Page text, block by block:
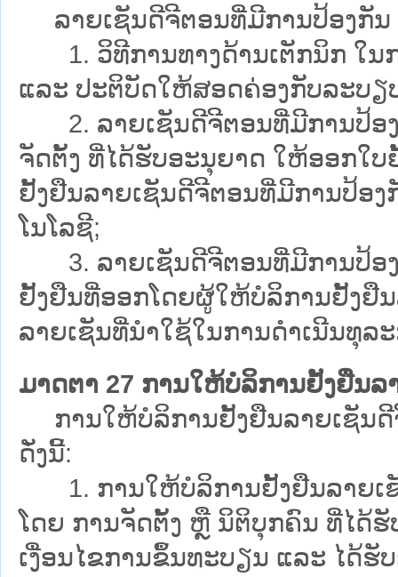
ລາຍເຊັນດີຈີຕອນທີ່ມີການປ້ອງກັນ
1. ວິທີການທາງດ້ານເຕັກນິກ ໃນ
ແລະ ປະຕິບັດໃຫ້ສອດຄ່ອງກັບລະບຽ
2. ລາຍເຊັນດີຈີຕອນທີ່ມີການປ້ອງ
ຈັດຕັ້ງ ທີ່ໄດ້ຮັບອະນຸຍາດ ໃຫ້ອອກໃ
ຢັ້ງຢືນລາຍເຊັນດີຈີຕອນທີ່ມີການປ້ອ
ໂນໂລຊີ;
3. ລາຍເຊັນດີຈີຕອນທີ່ມີການປ້ອ
ຢັ້ງຢືນທີ່ອອກໂດຍຜູ້ໃຫ້ບໍລິການຢັ້ງຢື
ລາຍເຊັນທີ່ນຳໃຊ້ໃນການດຳເນີນທຸລ
ມາດຕາ 27 ການໃຫ້ບໍລິການຢັ້ງຢືນ
ການໃຫ້ບໍລິການຢັ້ງຢືນລາຍເຊັນດີ
ດັ່ງນີ້:
1. ການໃຫ້ບໍລິການຢັ້ງຢືນລາຍເຊັ
ໂດຍ ການຈັດຕັ້ງ ຫຼື ນິຕິບຸກຄົນ ທີ່ໄດ້
ເງື່ອນໄຂການຂຶ້ນທະບຽນ ແລະ ໄດ້